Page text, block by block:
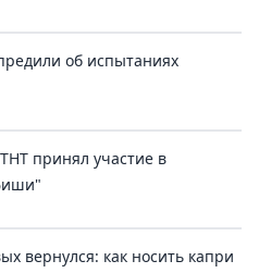
об испытаниях
принял участие в
вернулся: как носить капри